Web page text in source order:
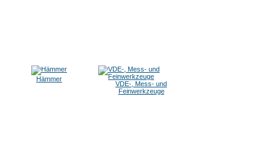
Hämmer
VDE-, Mess- und
Feinwerkzeuge